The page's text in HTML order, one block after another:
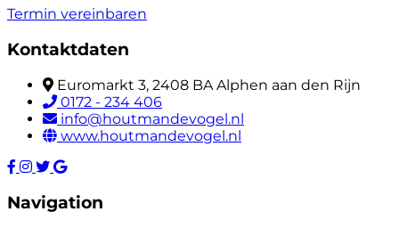
Termin vereinbaren
Kontaktdaten
Euromarkt 3, 2408 BA Alphen aan den Rijn
0172 - 234 406
info@houtmandevogel.nl
www.houtmandevogel.nl
Navigation